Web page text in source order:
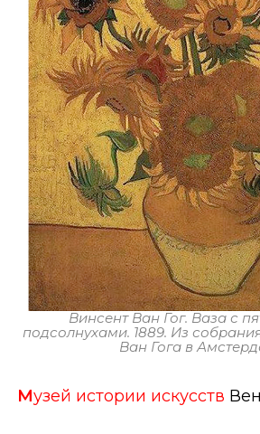
Винсент Ван Гог. Ваза с
подсолнухами. 1889. Из
Ван Гога в
Музей истории искусств